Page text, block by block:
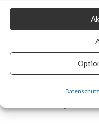
actively
wild.
recommends
patches as